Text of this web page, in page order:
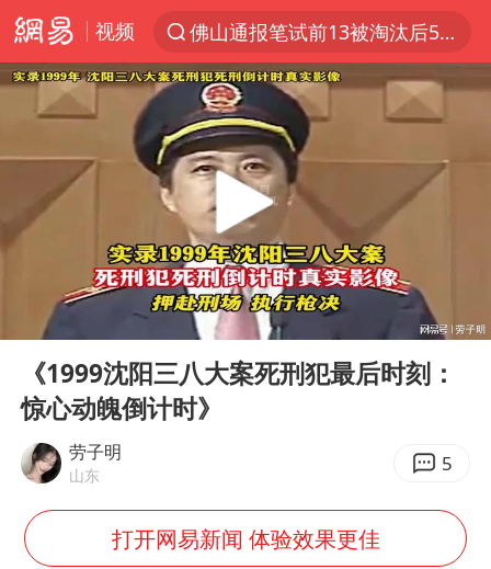
视频
佛山通报笔试前13被淘汰后5名进体检
实测秋天第一杯奶茶
泰国枪击案凶手先杀祖父母后行凶
四川宜宾市高县发生4.9级地震
东航新规：提前14天可免费退改签
河南回应撤回领导带薪错峰休假通知
汪峰阻止14岁女儿买大牌
李云泽严重违纪违法
Play
00:00 03:36
《1999沈阳三八大案死刑犯最后时刻：
惊心动魄倒计时》
劳子明
山东 5
打开网易新闻 体验效果更佳